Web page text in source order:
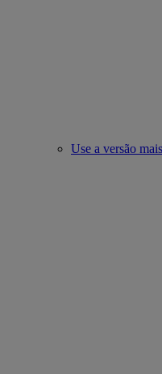
Use a versão